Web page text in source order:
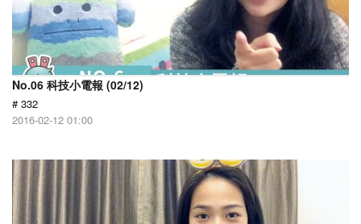
No.06 科技小電報 (02/12)
# 332
2016-02-12 01:00